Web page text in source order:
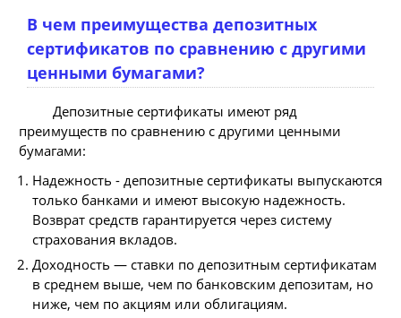
В чем преимущества депозитных
сертификатов по сравнению с другими
ценными бумагами?
Депозитные сертификаты имеют ряд
преимуществ по сравнению с другими ценными
бумагами:
Надежность - депозитные сертификаты выпускаются
только банками и имеют высокую надежность.
Возврат средств гарантируется через систему
страхования вкладов.
Доходность — ставки по депозитным сертификатам
в среднем выше, чем по банковским депозитам, но
ниже, чем по акциям или облигациям.